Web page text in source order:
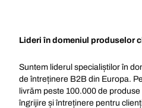
Lideri în domeniul produselor
Suntem liderul specialiștilor în
de întreținere B2B din Europa.
livrăm peste 100.000 de
îngrijire și întreținere pentru